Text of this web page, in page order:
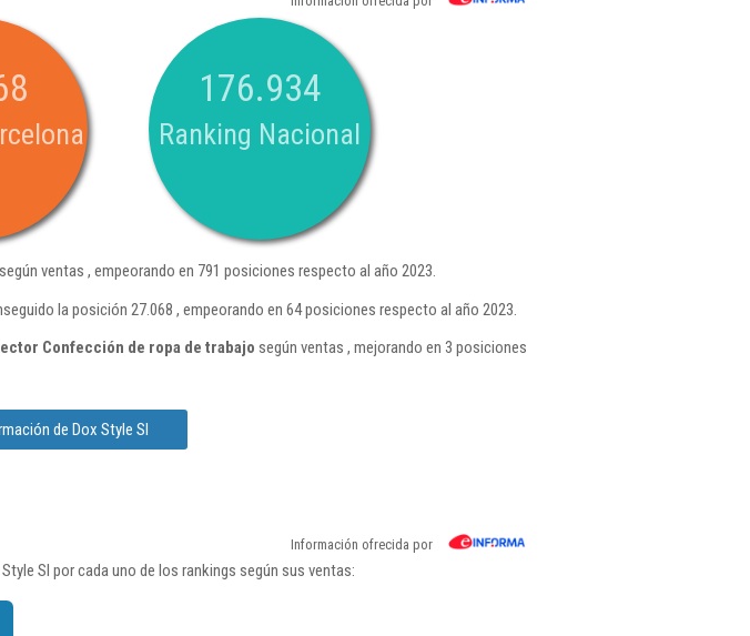
176.934
Ranking Nacional
según ventas , empeorando en 791 posiciones respecto al año 2023.
la posición 27.068 , empeorando en 64 posiciones respecto al año 2023.
Confección de ropa de trabajo según ventas , mejorando en 3 posiciones
de Dox Style Sl
Información ofrecida por
Sl por cada uno de los rankings según sus ventas: